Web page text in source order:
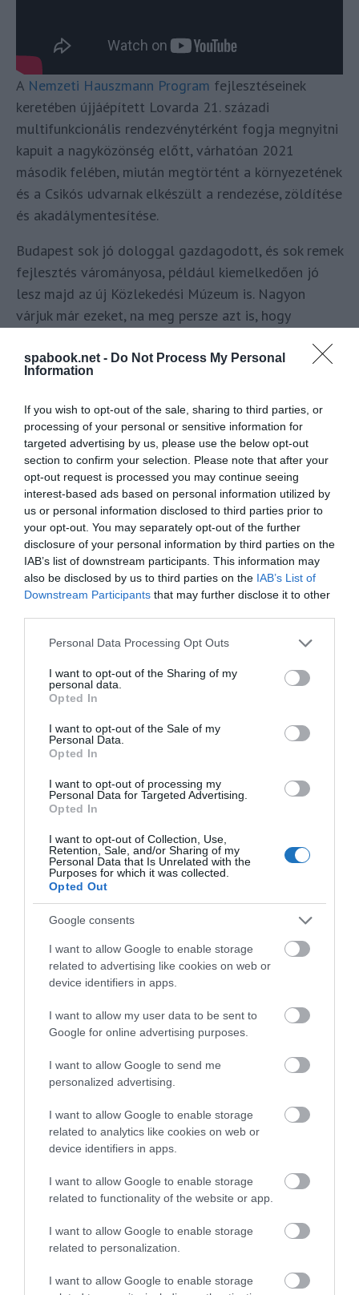
spabook.net - Do Not Process My Personal
Information
If you wish to opt-out of the sale, sharing to third parties, or
processing of your personal or sensitive information for
targeted advertising by us, please use the below opt-out
section to confirm your selection. Please note that after your
opt-out request is processed you may continue seeing
interest-based ads based on personal information utilized by
us or personal information disclosed to third parties prior to
your opt-out. You may separately opt-out of the further
disclosure of your personal information by third parties on the
IAB’s list of downstream participants. This information may
also be disclosed by us to third parties on the IAB’s List of
Downstream Participants that may further disclose it to other
Please note that this website/app uses one or more Google
not limited to your visit or usage behaviour. You may click to
grant or deny consent to Google and its third-party tags to
use your data for below specified purposes in below Google
consent section.
Personal Data Processing Opt Outs
I want to opt-out of the Sharing of my
personal data.
Opted In
I want to opt-out of the Sale of my
Personal Data.
Opted In
I want to opt-out of processing my
Personal Data for Targeted Advertising.
Opted In
I want to opt-out of Collection, Use,
Retention, Sale, and/or Sharing of my
Personal Data that Is Unrelated with the
Purposes for which it was collected.
Opted Out
Google consents
I want to allow Google to enable storage
related to advertising like cookies on web or
device identifiers in apps.
I want to allow my user data to be sent to
Google for online advertising purposes.
I want to allow Google to send me
personalized advertising.
I want to allow Google to enable storage
related to analytics like cookies on web or
device identifiers in apps.
I want to allow Google to enable storage
related to functionality of the website or app.
I want to allow Google to enable storage
related to personalization.
I want to allow Google to enable storage
A Nemzeti Hauszmann Program fejlesztéseinek
keretében újjáépített Lovarda 21. századi
multifunkcionális rendezvénytérként fogja megnyitni
kapuit a nagyközönség előtt, várhatóan 2021
második felében, miután megtörtént a környezetének
és a Csikós udvarnak elkészült a rendezése, zöldítése
és akadálymentesítése.
Budapest sok jó dologgal gazdagodott, és sok remek
fejlesztés várományosa, például kiemelkedően jó
lesz majd az új Közlekedési Múzeum is. Nagyon
várjuk már ezeket, na meg persze azt is, hogy
fővárosunk rejtett és közismert kincseit is.
volt? Oszd megmásokkal is!
Csatlakozz
csoportunk hoz
, ahol szállás
véleményekről,utazóstémákról és eseményekről is
értesülhetsz.
Jó utat, sok élményt,
Mr Spabook
vendégélmény tanácsadó,
okl. turisztikai fejlesztési menedzser
Támogatásoddalhozzájárulhatsz, hogy további
hasznos tartalmakat tehessek közzé.
BUDAI VÁR BUDAPEST MAGYARORSZÁG VIDEÓ
"Az ember, aki a tengert nézi, szerelemtől
sújtott gyerek." Jean-Michel Maulpoix
BELFÖLDI TURIZMUS
BOOKING BUDAPEST
FEJLESZTÉS FÜRDŐ GYÓGYFÜRDŐ HOTEL